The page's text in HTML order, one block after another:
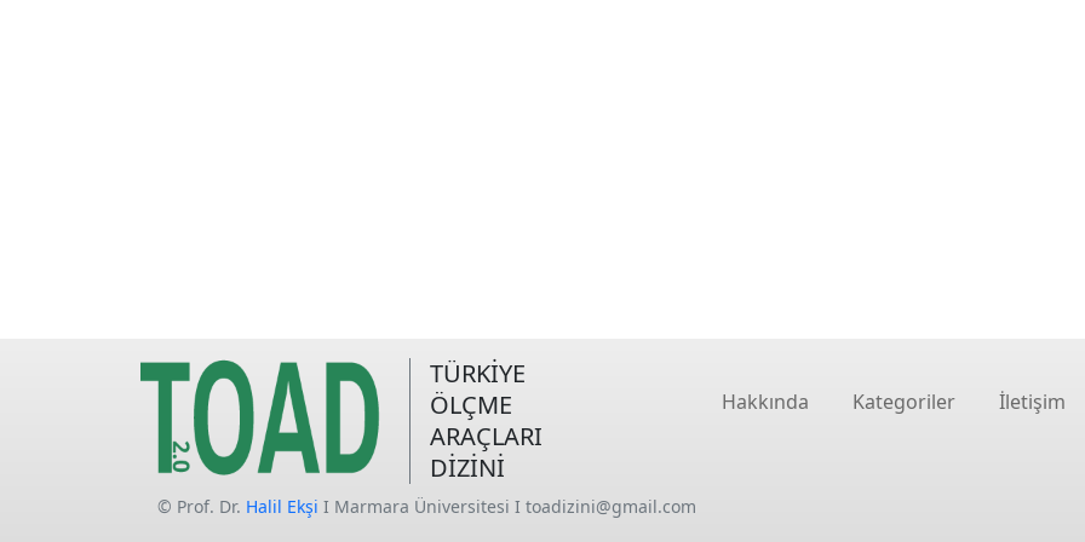
TÜRKİYE
ÖLÇME
ARAÇLARI
DİZİNİ
Hakkında Kategoriler İletişim
© Prof. Dr. Halil Ekşi I Marmara Üniversitesi I toadizini@gmail.com